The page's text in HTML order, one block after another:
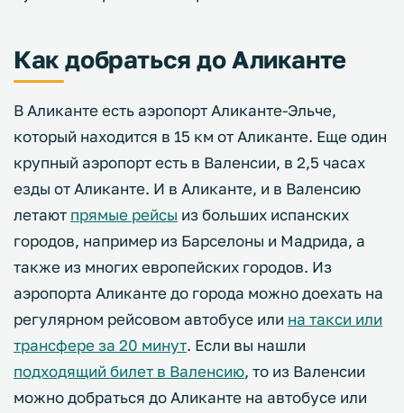
Как добраться до Аликанте
В Аликанте есть аэропорт Аликанте-Эльче,
который находится в 15 км от Аликанте. Еще один
крупный аэропорт есть в Валенсии, в 2,5 часах
езды от Аликанте. И в Аликанте, и в Валенсию
летают прямые рейсы из больших испанских
городов, например из Барселоны и Мадрида, а
также из многих европейских городов. Из
аэропорта Аликанте до города можно доехать на
регулярном рейсовом автобусе или на такси или
трансфере за 20 минут. Если вы нашли
подходящий билет в Валенсию, то из Валенсии
можно добраться до Аликанте на автобусе или